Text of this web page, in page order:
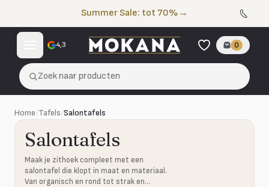
Summer Sale: tot 70% →
4,3 0
Zoek naar producten
Home/Tafels/Salontafels
Salontafels
Maak je zithoek compleet met een
salontafel die klopt in maat en materiaal.
Van organisch en rond tot strak en